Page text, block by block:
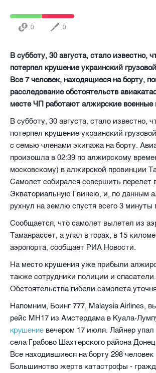
0 0
В субботу, 30 августа, стало известно,
потерпел крушение украинский
Все 7 человек, находящиеся на борту,
расследование обстоятельств
месте ЧП работают алжирские военные
В субботу, 30 августа, стало известно,
потерпел крушение украинский
с семью членами экипажа на борту.
произошла в 02:39 по алжирскому
московскому) в алжирской провинции
Самолет собирался совершить перелет
Экваториальную Гвинею, и, по данным
рухнул на землю спустя всего 3 минуты
Сообщается, что самолет вылетел из
Таманрассет, а упал в горах, в 15
аэропорта, сообщает РИА Новости.
На место крушения уже прибыли
также сотрудники полиции и спасатели.
Обстоятельства гибели самолета
Напомним, Боинг 777, Malaysia Airlines,
рейс MH17 из Амстердама в Куала-
крушение вечером 17 июля. Лайнер упал
села Грабово Шахтерского района
Все находившиеся на борту 298 человек
Большинство жертв катастрофы -